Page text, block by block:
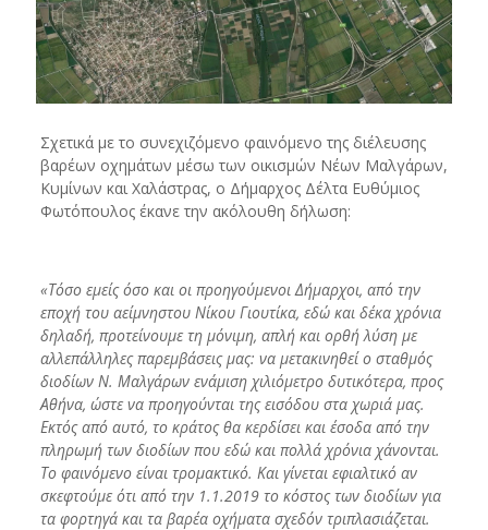
Σχετικά με το συνεχιζόμενο φαινόμενο της διέλευσης
βαρέων οχημάτων μέσω των οικισμών Νέων Μαλγάρων,
Κυμίνων και Χαλάστρας, ο Δήμαρχος Δέλτα Ευθύμιος
Φωτόπουλος έκανε την ακόλουθη δήλωση:
«Τόσο εμείς όσο και οι προηγούμενοι Δήμαρχοι, από την
εποχή του αείμνηστου Νίκου Γιουτίκα, εδώ και δέκα χρόνια
δηλαδή, προτείνουμε τη μόνιμη, απλή και ορθή λύση με
αλλεπάλληλες παρεμβάσεις μας: να μετακινηθεί ο σταθμός
διοδίων Ν. Μαλγάρων ενάμιση χιλιόμετρο δυτικότερα, προς
Αθήνα, ώστε να προηγούνται της εισόδου στα χωριά μας.
Εκτός από αυτό, το κράτος θα κερδίσει και έσοδα από την
πληρωμή των διοδίων που εδώ και πολλά χρόνια χάνονται.
Το φαινόμενο είναι τρομακτικό. Και γίνεται εφιαλτικό αν
σκεφτούμε ότι από την 1.1.2019 το κόστος των διοδίων για
τα φορτηγά και τα βαρέα οχήματα σχεδόν τριπλασιάζεται.